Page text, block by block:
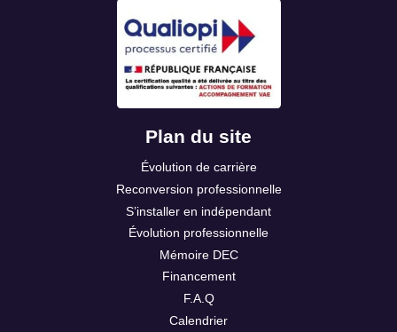
Plan du site
Évolution de carrière
Reconversion professionnelle
S’installer en indépendant
Évolution professionnelle
Mémoire DEC
Financement
F.A.Q
Calendrier